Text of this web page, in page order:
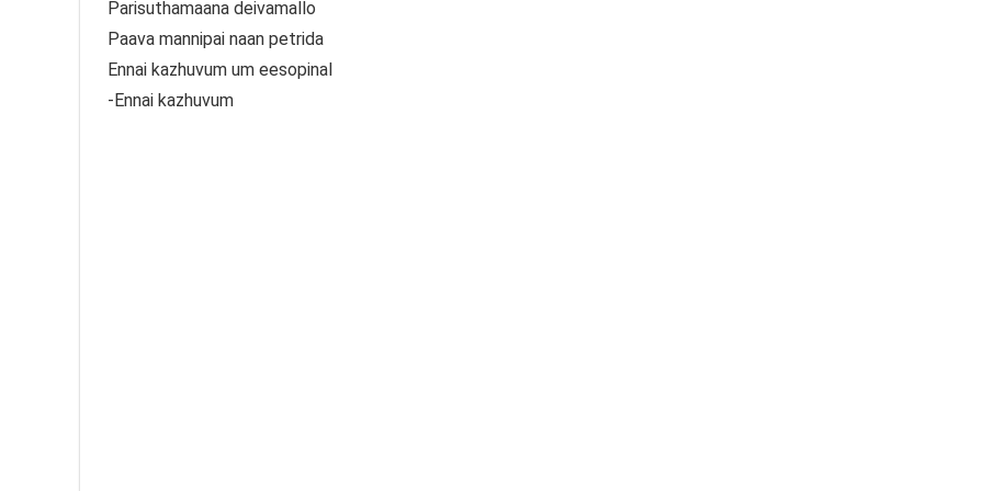
Parisuthamaana deivamallo
Paava mannipai naan petrida
Ennai kazhuvum um eesopinal
-Ennai kazhuvum